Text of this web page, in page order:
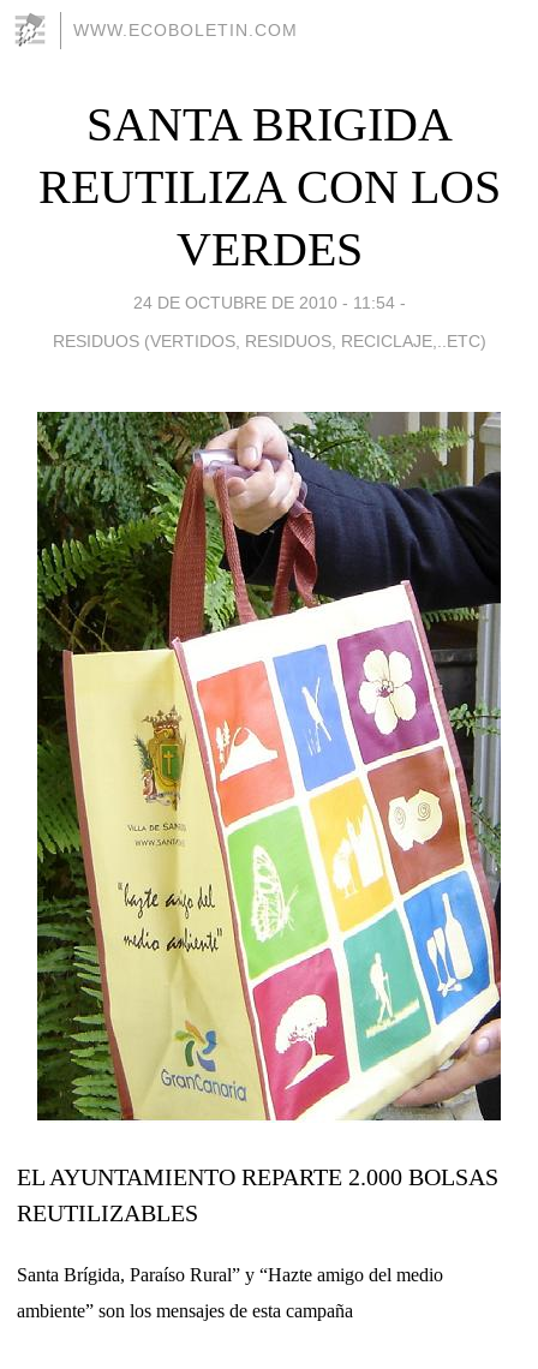
WWW.ECOBOLETIN.COM
SANTA BRIGIDA
REUTILIZA CON LOS
VERDES
24 DE OCTUBRE DE 2010 - 11:54 -
RESIDUOS (VERTIDOS, RESIDUOS, RECICLAJE,..ETC)
EL AYUNTAMIENTO REPARTE 2.000 BOLSAS
REUTILIZABLES
Santa Brígida, Paraíso Rural” y “Hazte amigo del medio
ambiente” son los mensajes de esta campaña